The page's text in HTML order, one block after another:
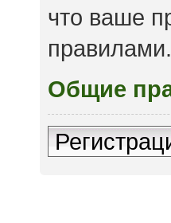
что ваше
правилами.
Общие